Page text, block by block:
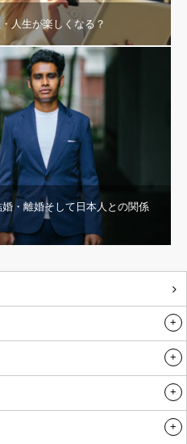
人生が楽しくなる？
婚・離婚そして日本人との関係